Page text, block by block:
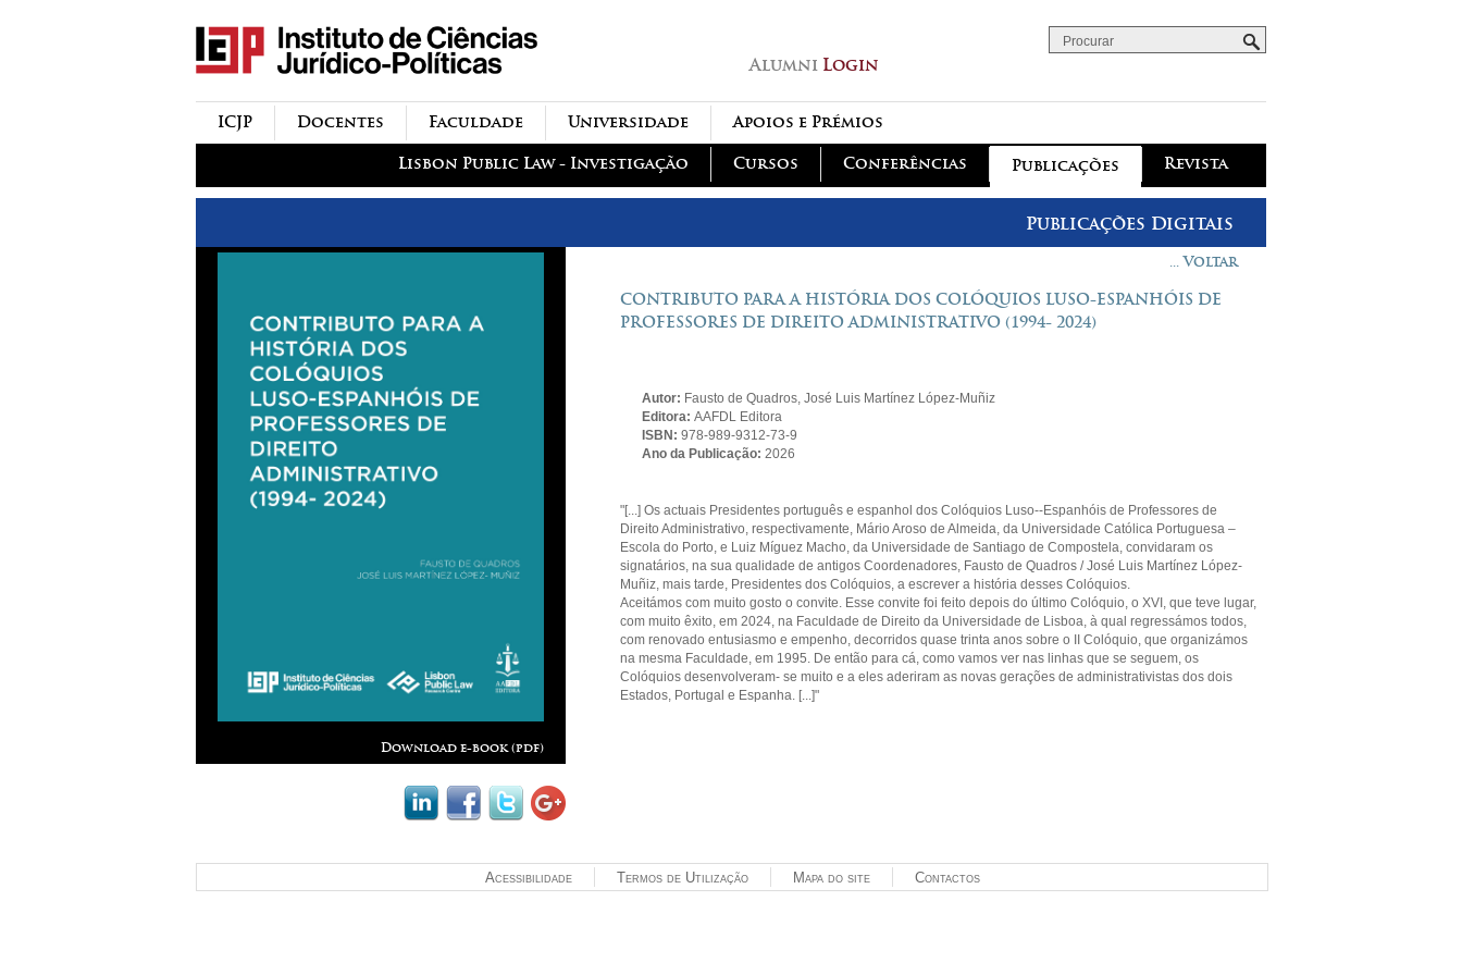
icjp
Alumni Login
Formulário de procura
menu-institucional Apoios e Prémios
Universidade
Faculdade
Docentes
ICJP
Revista
Publicações
Conferências
Cursos
Lisbon Public Law - Investigação
Download e-book (pdf)
Publicações Digitais
... Voltar
CONTRIBUTO PARA A HISTÓRIA DOS COLÓQUIOS LUSO-ESPANHÓIS DE
PROFESSORES DE DIREITO ADMINISTRATIVO (1994- 2024)
Autor: Fausto de Quadros, José Luis Martínez López-Muñiz
Editora:AAFDL Editora
ISBN:978-989-9312-73-9
Ano da Publicação: 2026
"[...] Os actuais Presidentes português e espanhol dos Colóquios Luso--Espanhóis de Professores de
Direito Administrativo, respectivamente, Mário Aroso de Almeida, da Universidade Católica Portuguesa –
Escola do Porto, e Luiz Míguez Macho, da Universidade de Santiago de Compostela, convidaram os
signatários, na sua qualidade de antigos Coordenadores, Fausto de Quadros / José Luis Martínez López-
Muñiz, mais tarde, Presidentes dos Colóquios, a escrever a história desses Colóquios.
Aceitámos com muito gosto o convite. Esse convite foi feito depois do último Colóquio, o XVI, que teve lugar,
com muito êxito, em 2024, na Faculdade de Direito da Universidade de Lisboa, à qual regressámos todos,
com renovado entusiasmo e empenho, decorridos quase trinta anos sobre o II Colóquio, que organizámos
na mesma Faculdade, em 1995. De então para cá, como vamos ver nas linhas que se seguem, os
Colóquios desenvolveram- se muito e a eles aderiram as novas gerações de administrativistas dos dois
Estados, Portugal e Espanha. [...]"
Contactos
Mapa do site
Termos de Utilização
Acessibilidade